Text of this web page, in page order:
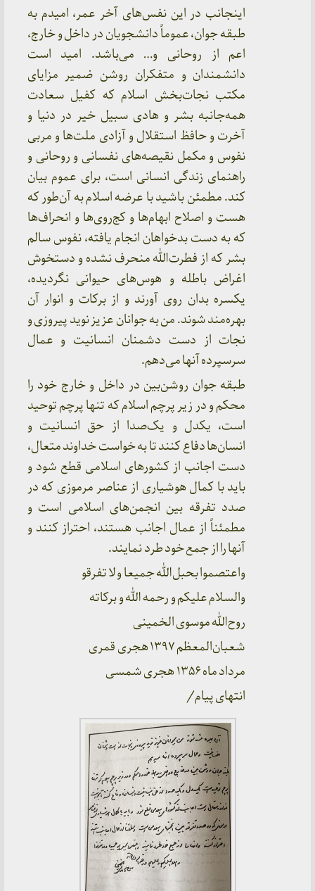
اینجانب در این نفس‌های آخر عمر، امیدم به
طبقه جوان، عموماً دانشجویان در داخل و خارج،
اعم از روحانی و… می‌باشد. امید است
دانشمندان و متفکران روشن‌ ضمیر مزایای
مکتب نجات‌بخش اسلام که کفیل سعادت
همه‌جانبه بشر و هادی سبیل خیر در دنیا و
آخرت و حافظ استقلال و آزادی ملت‌ها و مربی
نفوس و مکمل نقیصه‌های نفسانی و روحانی و
راهنمای زندگی انسانی است، برای عموم بیان
کند. مطمئن باشید با عرضه اسلام به آن‌طور که
هست و اصلاح ابهام‌ها و کج‌روی‌ها و انحراف‌ها
که به دست بدخواهان انجام یافته، نفوس سالم
بشر که از فطرت‌الله منحرف نشده و دستخوش
اغراض باطله و هوس‌های حیوانی نگردیده،
یکسره بدان روی آورند و از برکات و انوار آن
بهره‌مند شوند. من به جوانان عزیز نوید پیروزی و
نجات از دست دشمنان انسانیت و عمال
سرسپرده آنها می‌دهم.
طبقه جوان روشن‌بین در داخل و خارج خود را
محکم و در زیر پرچم اسلام که تنها پرچم توحید
است، یکدل و یک‌صدا از حق انسانیت و
انسان‌ها دفاع کنند تا به خواست خداوند متعال،
دست اجانب از کشورهای اسلامی قطع شود و
باید با کمال هوشیاری از عناصر مرموزی که در
صدد تفرقه بین انجمن‌های اسلامی است و
مطمئناً از عمال اجانب هستند، احتراز کنند و
آنها را از جمع خود طرد نمایند.
واعتصموا بحبل‌الله جمیعا و لا تفرقو
والسلام علیکم و رحمه الله و برکاته
روح‌الله موسوی الخمینی
شعبان‌المعظم ۱۳۹۷ هجری قمری
مرداد ماه ۱۳۵۶ هجری شمسی
انتهای پیام/